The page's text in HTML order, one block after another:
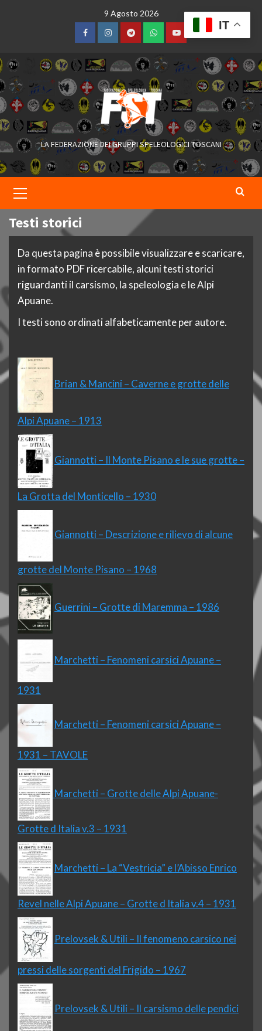
9 Agosto 2026
FacebookInstagramTelegramWhatsAppYouTube
LA FEDERAZIONE DEI GRUPPI SPELEOLOGICI TOSCANI
Menu
Testi storici
Da questa pagina è possibile visualizzare e scaricare,
in formato PDF ricercabile, alcuni testi storici
riguardanti il carsismo, la speleologia e le Alpi
Apuane.
I testi sono ordinati alfabeticamente per autore.
Brian & Mancini – Caverne e grotte delle
Alpi Apuane – 1913
Giannotti – Il Monte Pisano e le sue grotte –
La Grotta del Monticello – 1930
Giannotti – Descrizione e rilievo di alcune
grotte del Monte Pisano – 1968
Guerrini – Grotte di Maremma – 1986
Marchetti – Fenomeni carsici Apuane –
1931
Marchetti – Fenomeni carsici Apuane –
1931 – TAVOLE
Marchetti – Grotte delle Alpi Apuane-
Grotte d Italia v.3 – 1931
Marchetti – La “Vestricia” e l’Abisso Enrico
Revel nelle Alpi Apuane – Grotte d Italia v.4 – 1931
Prelovsek & Utili – Il fenomeno carsico nei
pressi delle sorgenti del Frigido – 1967
Prelovsek & Utili – Il carsismo delle pendici
IT